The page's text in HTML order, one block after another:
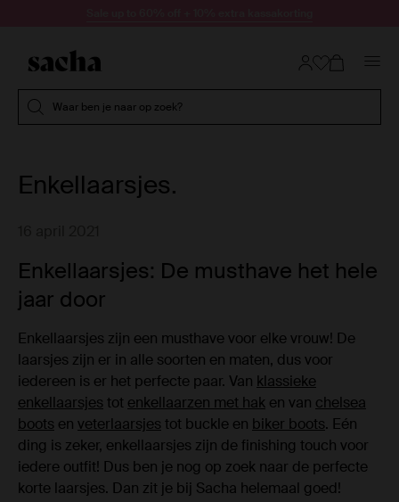
Waar ben je naar op zoek?
Enkellaarsjes.
Enkellaarsjes: De musthave het hele
jaar door
Enkellaarsjes zijn een musthave voor elke vrouw! De
laarsjes zijn er in alle soorten en maten, dus voor
iedereen is er het perfecte paar. Van klassieke
enkellaarsjes tot enkellaarzen met hak en van chelsea
boots en veterlaarsjes tot buckle en biker boots. Eén
ding is zeker, enkellaarsjes zijn de finishing touch voor
iedere outfit! Dus ben je nog op zoek naar de perfecte
korte laarsjes. Dan zit je bij Sacha helemaal goed!